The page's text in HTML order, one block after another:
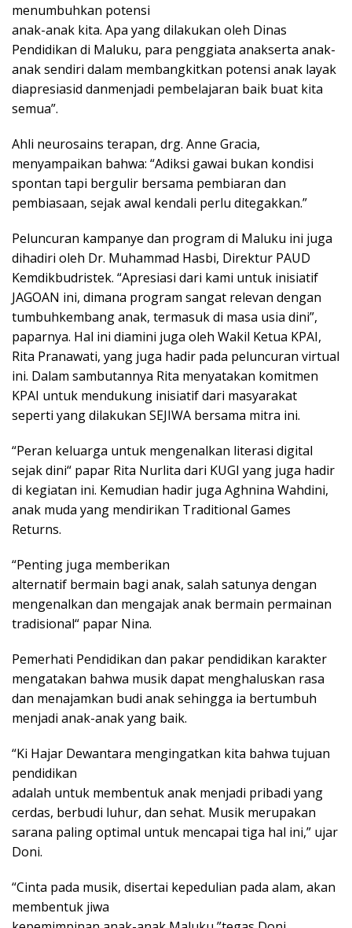
menumbuhkan potensi
anak-anak kita. Apa yang dilakukan oleh Dinas
Pendidikan di Maluku, para penggiata anakserta anak-
anak sendiri dalam membangkitkan potensi anak layak
diapresiasid danmenjadi pembelajaran baik buat kita
semua”.
Ahli neurosains terapan, drg. Anne Gracia,
menyampaikan bahwa: “Adiksi gawai bukan kondisi
spontan tapi bergulir bersama pembiaran dan
pembiasaan, sejak awal kendali perlu ditegakkan.”
Peluncuran kampanye dan program di Maluku ini juga
dihadiri oleh Dr. Muhammad Hasbi, Direktur PAUD
Kemdikbudristek. “Apresiasi dari kami untuk inisiatif
JAGOAN ini, dimana program sangat relevan dengan
tumbuhkembang anak, termasuk di masa usia dini”,
paparnya. Hal ini diamini juga oleh Wakil Ketua KPAI,
Rita Pranawati, yang juga hadir pada peluncuran virtual
ini. Dalam sambutannya Rita menyatakan komitmen
KPAI untuk mendukung inisiatif dari masyarakat
seperti yang dilakukan SEJIWA bersama mitra ini.
“Peran keluarga untuk mengenalkan literasi digital
sejak dini“ papar Rita Nurlita dari KUGI yang juga hadir
di kegiatan ini. Kemudian hadir juga Aghnina Wahdini,
anak muda yang mendirikan Traditional Games
Returns.
“Penting juga memberikan
alternatif bermain bagi anak, salah satunya dengan
mengenalkan dan mengajak anak bermain permainan
tradisional“ papar Nina.
Pemerhati Pendidikan dan pakar pendidikan karakter
mengatakan bahwa musik dapat menghaluskan rasa
dan menajamkan budi anak sehingga ia bertumbuh
menjadi anak-anak yang baik.
“Ki Hajar Dewantara mengingatkan kita bahwa tujuan
pendidikan
adalah untuk membentuk anak menjadi pribadi yang
cerdas, berbudi luhur, dan sehat. Musik merupakan
sarana paling optimal untuk mencapai tiga hal ini,” ujar
Doni.
“Cinta pada musik, disertai kepedulian pada alam, akan
membentuk jiwa